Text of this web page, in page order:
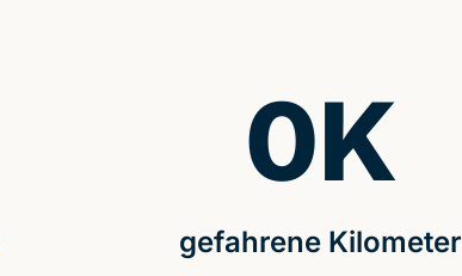
gefahrene Kilometer
0K